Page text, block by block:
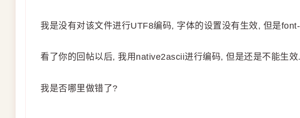
我是没有对该文件进行UTF8编码, 字体的设置没有生效, 但是
看了你的回帖以后, 我用native2ascii进行编码, 但是还是不能生效.
我是否哪里做错了?